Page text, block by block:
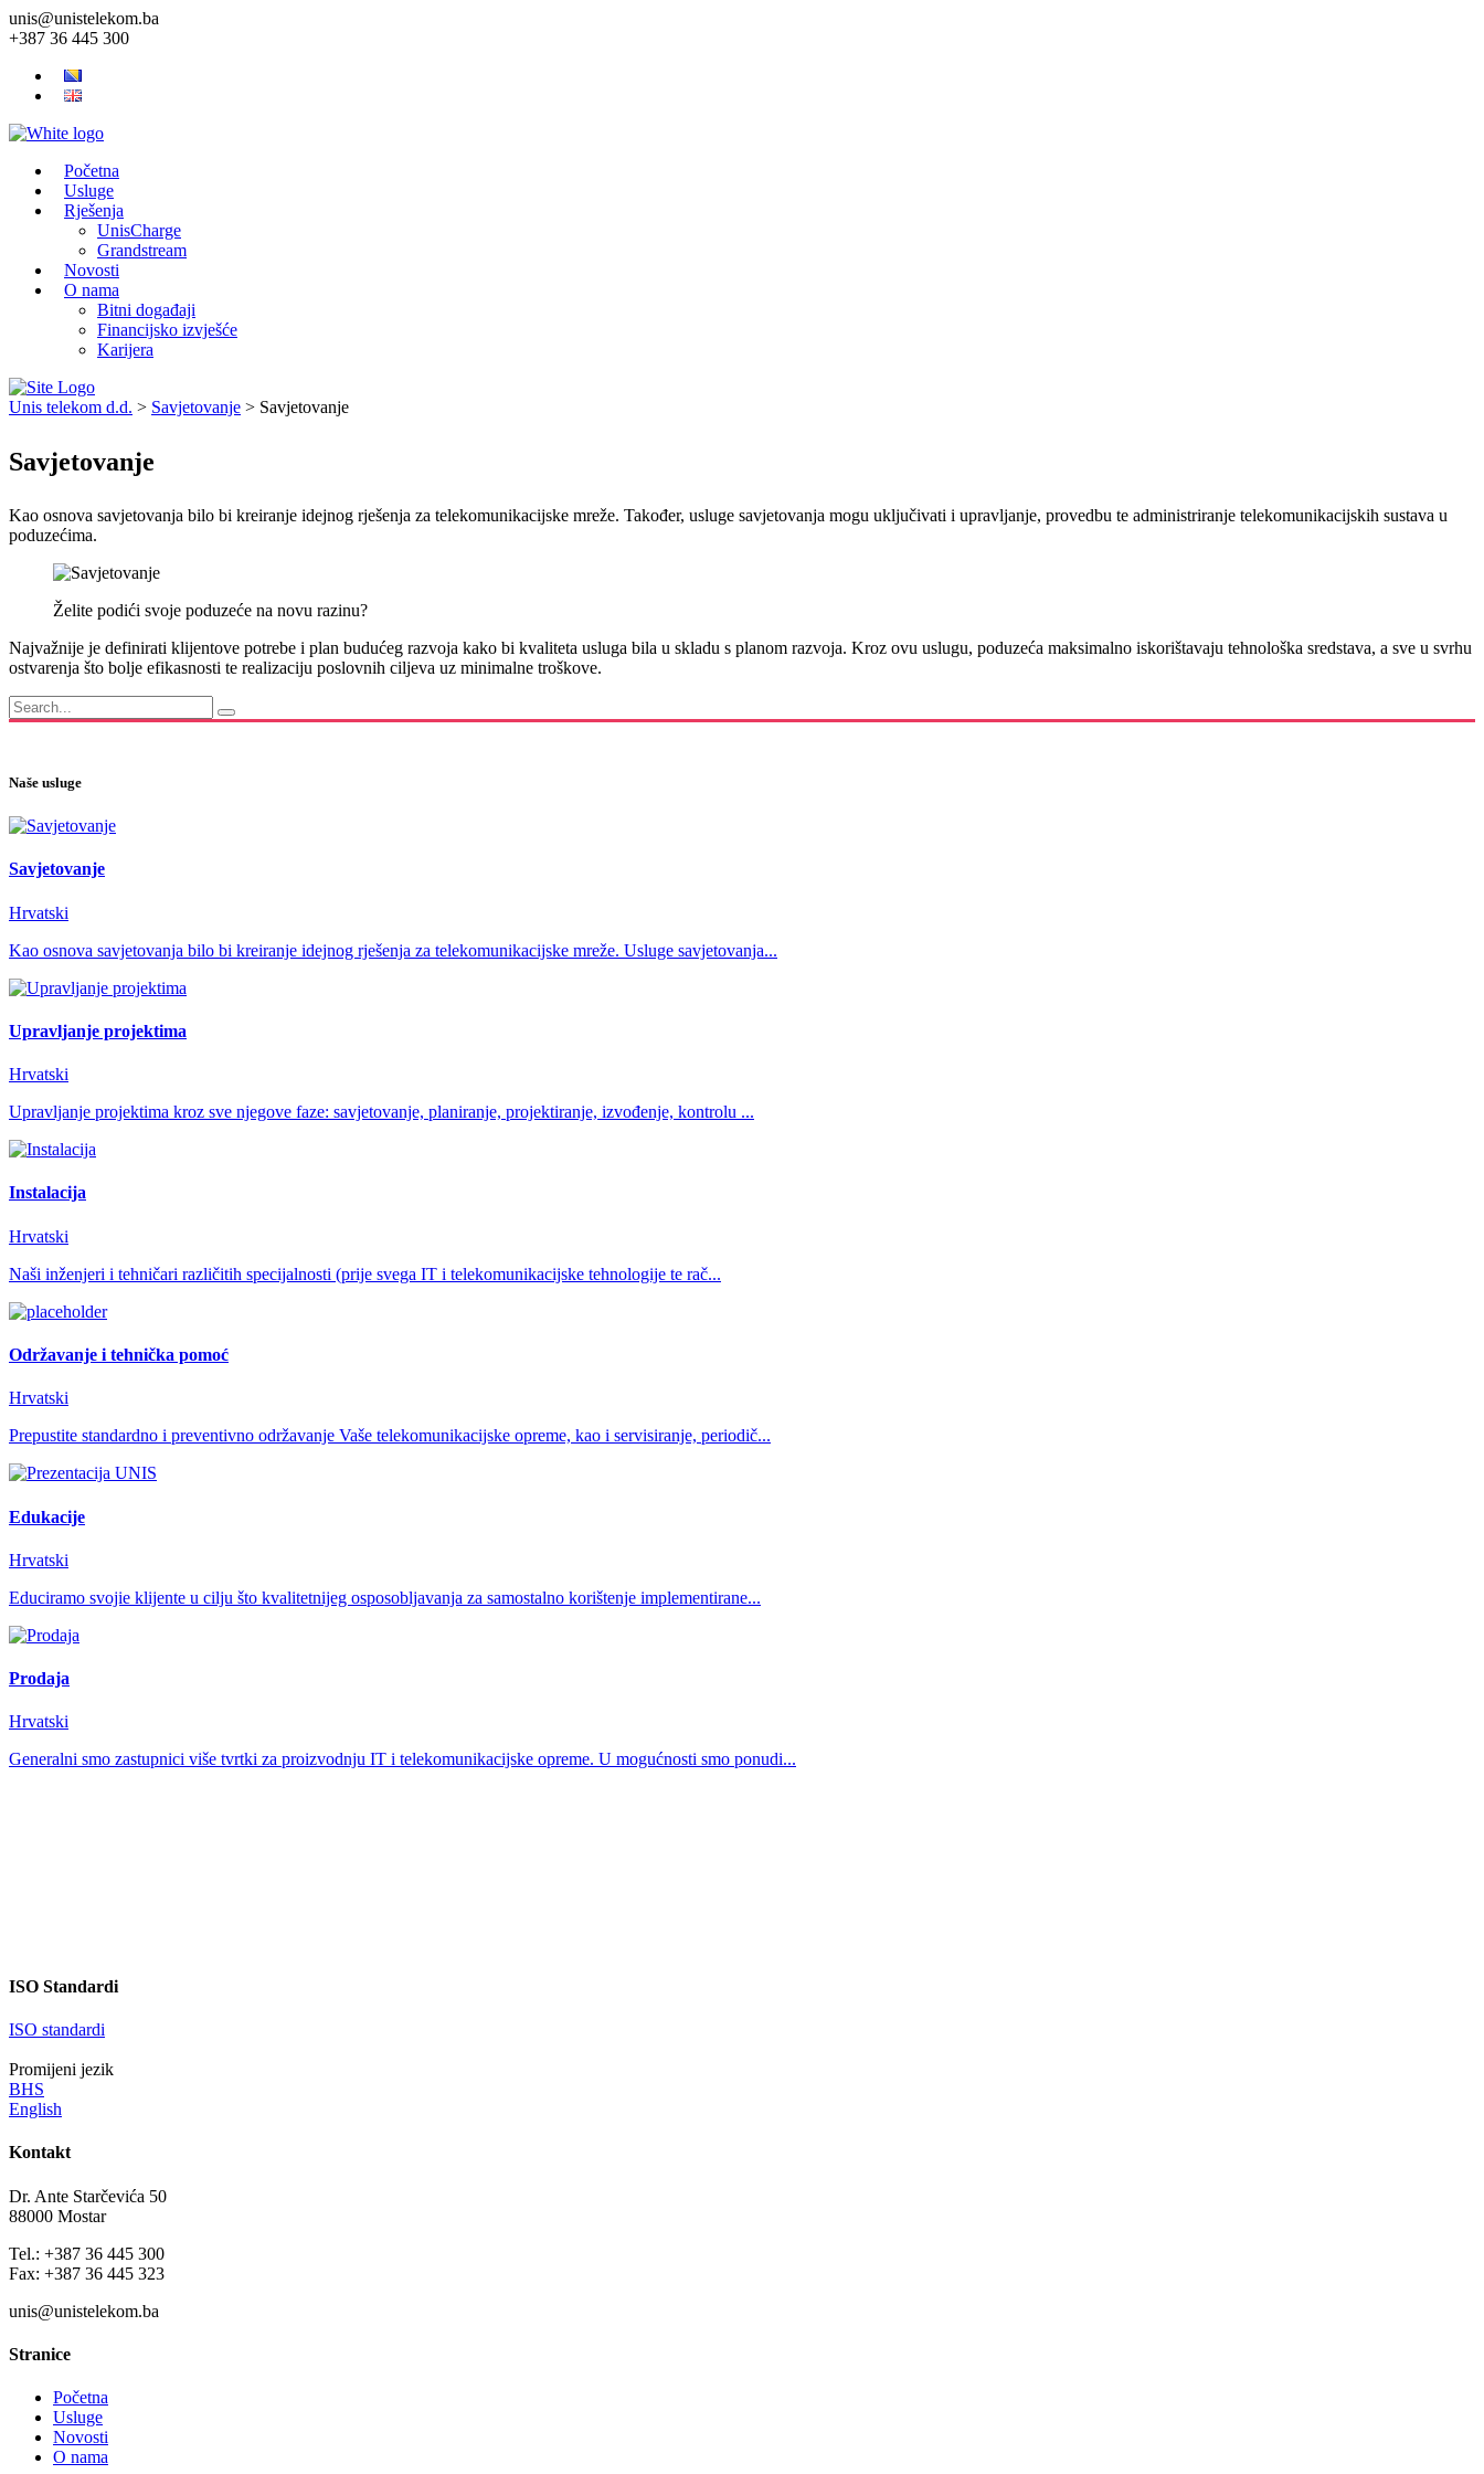
unis@unistelekom.ba
+387 36 445 300
Početna
Usluge
Rješenja
UnisCharge
Grandstream
Novosti
O nama
Bitni događaji
Financijsko izvješće
Karijera
Unis telekom d.d. > Savjetovanje > Savjetovanje
Savjetovanje
Kao osnova savjetovanja bilo bi kreiranje idejnog rješenja za telekomunikacijske mreže. Također, usluge savjetovanja mogu uključivati i upravljanje, provedbu te administriranje telekomunikacijskih sustava u
poduzećima.
Želite podići svoje poduzeće na novu razinu?
Najvažnije je definirati klijentove potrebe i plan budućeg razvoja kako bi kvaliteta usluga bila u skladu s planom razvoja. Kroz ovu uslugu, poduzeća maksimalno iskorištavaju tehnološka sredstava, a sve u svrhu
ostvarenja što bolje efikasnosti te realizaciju poslovnih ciljeva uz minimalne troškove.
Naše usluge
Savjetovanje
Hrvatski
Kao osnova savjetovanja bilo bi kreiranje idejnog rješenja za telekomunikacijske mreže. Usluge savjetovanja...
Upravljanje projektima
Hrvatski
Upravljanje projektima kroz sve njegove faze: savjetovanje, planiranje, projektiranje, izvođenje, kontrolu ...
Instalacija
Hrvatski
Naši inženjeri i tehničari različitih specijalnosti (prije svega IT i telekomunikacijske tehnologije te rač...
Održavanje i tehnička pomoć
Hrvatski
Prepustite standardno i preventivno održavanje Vaše telekomunikacijske opreme, kao i servisiranje, periodič...
Edukacije
Hrvatski
Educiramo svojie klijente u cilju što kvalitetnijeg osposobljavanja za samostalno korištenje implementirane...
Prodaja
Hrvatski
Generalni smo zastupnici više tvrtki za proizvodnju IT i telekomunikacijske opreme. U mogućnosti smo ponudi...
ISO Standardi
ISO standardi
Promijeni jezik
BHS
English
Kontakt
Dr. Ante Starčevića 50
88000 Mostar
Tel.: +387 36 445 300
Fax: +387 36 445 323
unis@unistelekom.ba
Stranice
Početna
Usluge
Novosti
O nama